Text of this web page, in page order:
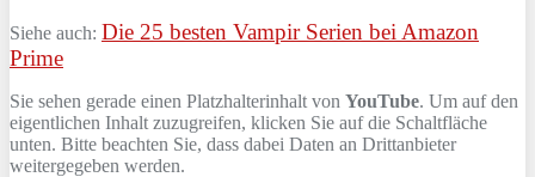
Siehe auch: Die 25 besten Vampir Serien bei Amazon
Prime
Sie sehen gerade einen Platzhalterinhalt von YouTube. Um auf den
eigentlichen Inhalt zuzugreifen, klicken Sie auf die Schaltfläche
unten. Bitte beachten Sie, dass dabei Daten an Drittanbieter
weitergegeben werden.